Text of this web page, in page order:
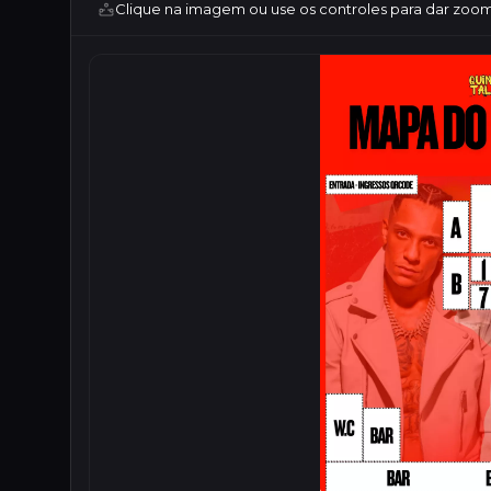
Clique na imagem ou use os controles para dar